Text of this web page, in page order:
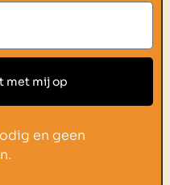
met mij op
en geen